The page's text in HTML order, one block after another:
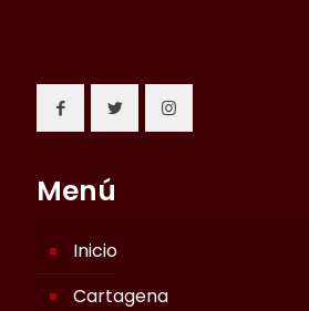
Menú
Inicio
Cartagena